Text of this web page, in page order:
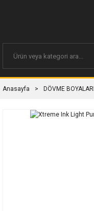
Anasayfa DÖVME BOYALARI